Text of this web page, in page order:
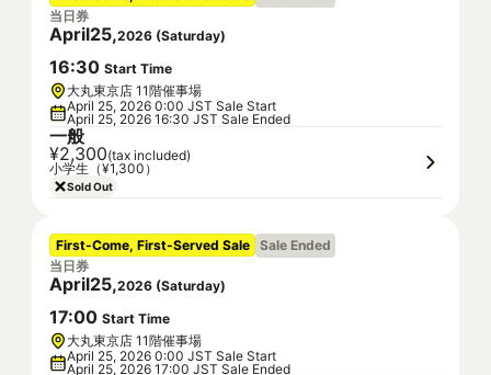
当日券
April25,2026 (Saturday)
16:30 Start Time
大丸東京店 11階催事場
April 25, 2026 0:00 JST Sale Start
April 25, 2026 16:30 JST Sale Ended
一般
¥2,300(tax included)
小学生（¥1,300）
Sold Out
First-Come, First-Served Sale Sale Ended
当日券
April25,2026 (Saturday)
17:00 Start Time
大丸東京店 11階催事場
April 25, 2026 0:00 JST Sale Start
April 25, 2026 17:00 JST Sale Ended